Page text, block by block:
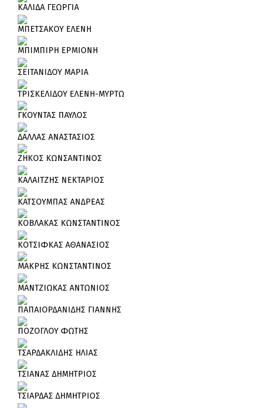
ΚΑΛΙΔΑ ΓΕΩΡΓΙΑ
ΜΠΕΤΣΑΚΟΥ ΕΛΕΝΗ
ΜΠΙΜΠΙΡΗ ΕΡΜΙΟΝΗ
ΣΕΙΤΑΝΙΔΟΥ ΜΑΡΙΑ
ΤΡΙΣΚΕΛΙΔΟΥ ΕΛΕΝΗ-ΜΥΡΤΩ
ΓΚΟΥΝΤΑΣ ΠΑΥΛΟΣ
ΔΑΛΛΑΣ ΑΝΑΣΤΑΣΙΟΣ
ΖΗΚΟΣ ΚΩΝΣΑΝΤΙΝΟΣ
ΚΑΛΑΙΤΖΗΣ ΝΕΚΤΑΡΙΟΣ
ΚΑΤΣΟΥΜΠΑΣ ΑΝΔΡΕΑΣ
ΚΟΒΛΑΚΑΣ ΚΩΝΣΤΑΝΤΙΝΟΣ
ΚΟΤΣΙΦΚΑΣ ΑΘΑΝΑΣΙΟΣ
ΜΑΚΡΗΣ ΚΩΝΣΤΑΝΤΙΝΟΣ
ΜΑΝΤΖΙΩΚΑΣ ΑΝΤΩΝΙΟΣ
ΠΑΠΑΙΟΡΔΑΝΙΔΗΣ ΓΙΑΝΝΗΣ
ΠΟΖΟΓΛΟΥ ΦΩΤΗΣ
ΤΣΑΡΔΑΚΛΙΔΗΣ ΗΛΙΑΣ
ΤΣΙΑΝΑΣ ΔΗΜΗΤΡΙΟΣ
ΤΣΙΑΡΔΑΣ ΔΗΜΗΤΡΙΟΣ